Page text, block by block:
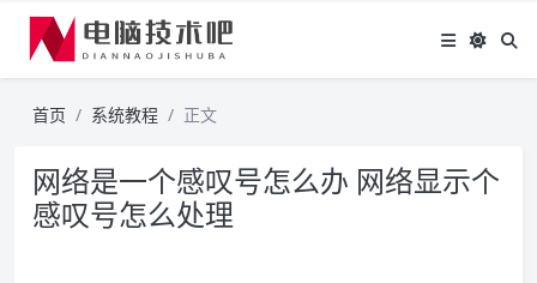
首页 系统教程 正文
网络是一个感叹号怎么办 网络显示个
感叹号怎么处理